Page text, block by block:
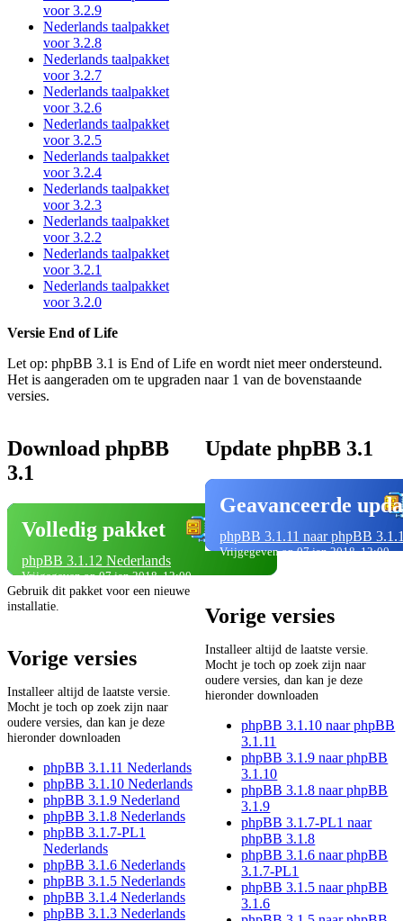
voor 3.2.9
Nederlands taalpakket
voor 3.2.8
Nederlands taalpakket
voor 3.2.7
Nederlands taalpakket
voor 3.2.6
Nederlands taalpakket
voor 3.2.5
Nederlands taalpakket
voor 3.2.4
Nederlands taalpakket
voor 3.2.3
Nederlands taalpakket
voor 3.2.2
Nederlands taalpakket
voor 3.2.1
Nederlands taalpakket
voor 3.2.0
Versie End of Life
Let op: phpBB 3.1 is End of Life en wordt niet meer ondersteund.
Het is aangeraden om te upgraden naar 1 van de bovenstaande
versies.
Download phpBB
3.1
Volledig pakket
phpBB 3.1.12 Nederlands
Vrijgegeven op 07 jan 2018, 12:00
Gebruik dit pakket voor een nieuwe
installatie.
Vorige versies
Installeer altijd de laatste versie.
Mocht je toch op zoek zijn naar
oudere versies, dan kan je deze
hieronder downloaden
phpBB 3.1.11 Nederlands
phpBB 3.1.10 Nederlands
phpBB 3.1.9 Nederland
phpBB 3.1.8 Nederlands
phpBB 3.1.7-PL1
Nederlands
phpBB 3.1.6 Nederlands
phpBB 3.1.5 Nederlands
phpBB 3.1.4 Nederlands
phpBB 3.1.3 Nederlands
Update phpBB 3.1
Geavanceerde
phpBB 3.1.11 naar phpBB
Vrijgegeven op 07 jan 2018, 12:00
Vorige versies
Installeer altijd de laatste versie.
Mocht je toch op zoek zijn naar
oudere versies, dan kan je deze
hieronder downloaden
phpBB 3.1.10 naar phpBB
3.1.11
phpBB 3.1.9 naar phpBB
3.1.10
phpBB 3.1.8 naar phpBB
3.1.9
phpBB 3.1.7-PL1 naar
phpBB 3.1.8
phpBB 3.1.6 naar phpBB
3.1.7-PL1
phpBB 3.1.5 naar phpBB
3.1.6